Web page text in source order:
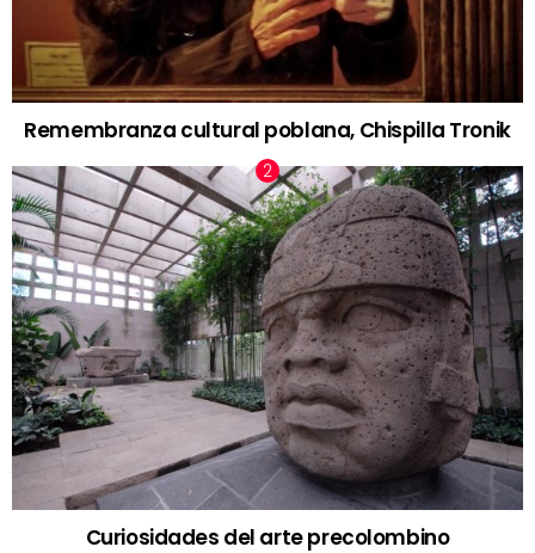
Remembranza cultural poblana, Chispilla Tronik
Curiosidades del arte precolombino